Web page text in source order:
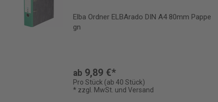
Elba Ordner ELBArado DIN A4 80mm Pappe
gn
ab 9,89 €*
Pro Stück (ab 40 Stück)
* zzgl. MwSt. und Versand